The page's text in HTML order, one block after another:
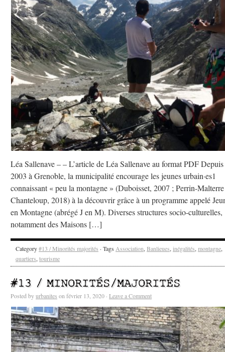
Léa Sallenave – – L’article de Léa Sallenave au format PDF Depuis
2003 à Grenoble, la municipalité encourage les jeunes urbain·es1
connaissant « peu la montagne » (Duboisset, 2007 ; Perrin-
Chanteloup, 2018) à la découvrir grâce à un programme appelé
en Montagne (abrégé J en M). Diverses structures socio-culturelles,
notamment des Maisons […]
Category#13 / Minorités majorités · Tags Association, Banlieues, inégalités, montagne,
quartiers, tourisme
#13 / MINORITÉS/MAJORITÉS
Posted byurbanites on février 13, 2020 · Leave a Comment